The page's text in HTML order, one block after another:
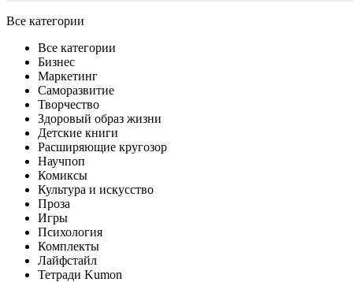
Все категории
Все категории
Бизнес
Маркетинг
Саморазвитие
Творчество
Здоровый образ жизни
Детские книги
Расширяющие кругозор
Научпоп
Комиксы
Культура и искусство
Проза
Игры
Психология
Комплекты
Лайфстайл
Тетради Kumon